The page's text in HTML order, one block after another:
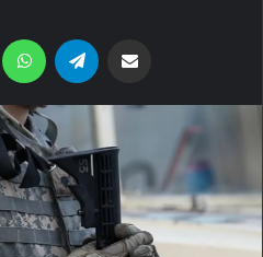
MessengerWhatsApp